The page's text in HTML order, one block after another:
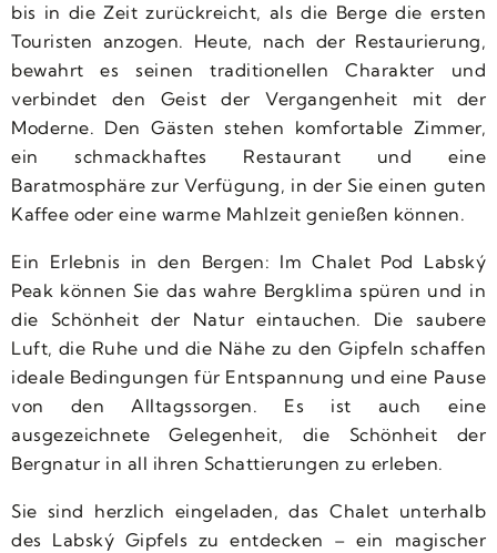
bis in die Zeit zurückreicht, als die Berge die ersten
Touristen anzogen. Heute, nach der Restaurierung,
bewahrt es seinen traditionellen Charakter und
verbindet den Geist der Vergangenheit mit der
Moderne. Den Gästen stehen komfortable Zimmer,
ein schmackhaftes Restaurant und eine
Baratmosphäre zur Verfügung, in der Sie einen guten
Kaffee oder eine warme Mahlzeit genießen können.
Ein Erlebnis in den Bergen: Im Chalet Pod Labský
Peak können Sie das wahre Bergklima spüren und in
die Schönheit der Natur eintauchen. Die saubere
Luft, die Ruhe und die Nähe zu den Gipfeln schaffen
ideale Bedingungen für Entspannung und eine Pause
von den Alltagssorgen. Es ist auch eine
ausgezeichnete Gelegenheit, die Schönheit der
Bergnatur in all ihren Schattierungen zu erleben.
Sie sind herzlich eingeladen, das Chalet unterhalb
des Labský Gipfels zu entdecken – ein magischer